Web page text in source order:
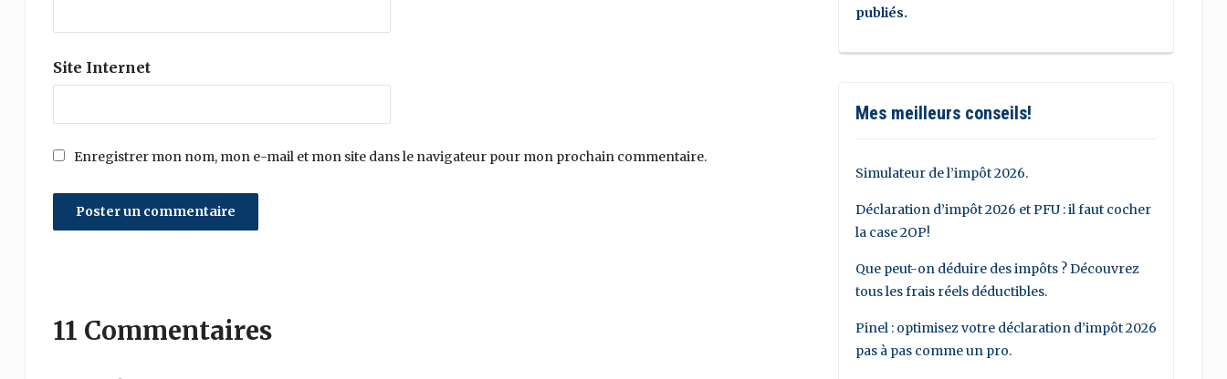
Site Internet
Enregistrer mon nom, mon e-mail et mon site dans le navigateur pour mon prochain commentaire.
11 Commentaires
publiés.
Mes meilleurs conseils!
Simulateur de l’impôt 2026.
Déclaration d’impôt 2026 et PFU : il faut cocher
la case 2OP!
Que peut-on déduire des impôts ? Découvrez
tous les frais réels déductibles.
Pinel : optimisez votre déclaration d’impôt 2026
pas à pas comme un pro.